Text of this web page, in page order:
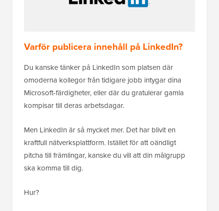
Varför publicera innehåll på LinkedIn?
Du kanske tänker på LinkedIn som platsen där
omoderna kollegor från tidigare jobb intygar dina
Microsoft-färdigheter, eller där du gratulerar gamla
kompisar till deras arbetsdagar.
Men LinkedIn är så mycket mer. Det har blivit en
kraftfull nätverksplattform. Istället för att oändligt
pitcha till främlingar, kanske du vill att din målgrupp
ska komma till dig.
Hur?